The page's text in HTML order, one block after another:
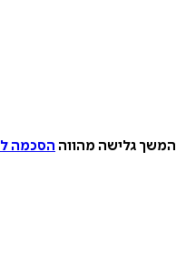
המשך גלישה מהווה הסכמה